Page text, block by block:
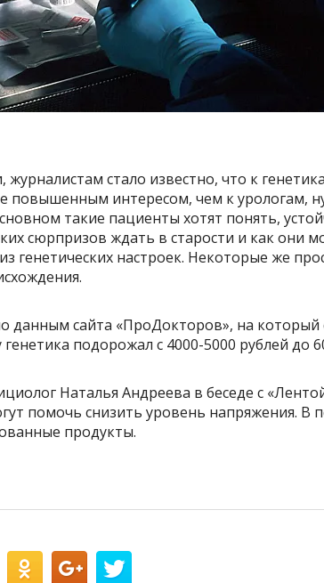
журналистам стало известно, что к
повышенным интересом, чем к урологам,
такие пациенты хотят понять,
сюрпризов ждать в старости и как они
генетических настроек. Некоторые же
данным сайта «ПроДокторов», на который
подорожал с 4000-5000 рублей до
Наталья Андреева в беседе с
помочь снизить уровень напряжения. В
продукты.